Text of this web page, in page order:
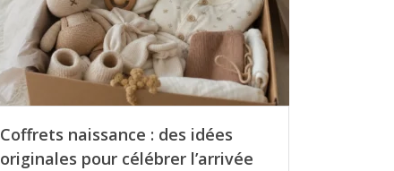
Coffrets naissance : des idées
originales pour célébrer l’arrivée